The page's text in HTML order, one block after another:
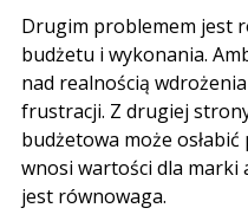
Drugim problemem jest
budżetu i wykonania.
nad realnością
frustracji. Z drugiej
budżetowa może
wnosi wartości dla marki
jest równowaga.